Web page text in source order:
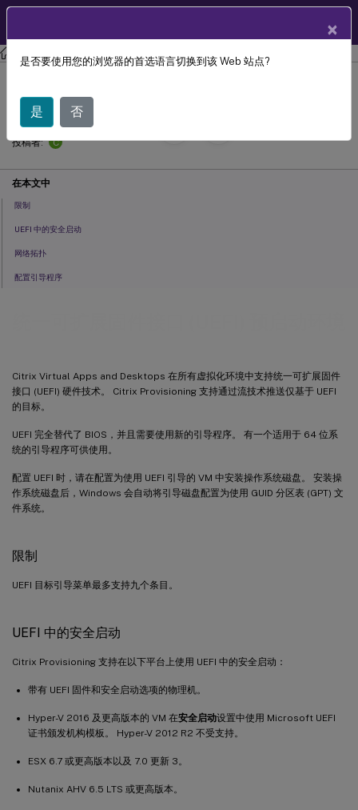
Citrix Provisioning Citrix Provisioning 2212
Citrix Virtual Apps and Desktops 在所有虚拟化环境中支持统一可扩展固件
接口 (UEFI) 硬件技术。 Citrix Provisioning 支持通过流技术推送仅基于 UEFI
的目标。
UEFI 完全替代了 BIOS，并且需要使用新的引导程序。 有一个适用于 64 位系
统的引导程序可供使用。
配置 UEFI 时，请在配置为使用 UEFI 引导的 VM 中安装操作系统磁盘。 安装操
作系统磁盘后，Windows 会自动将引导磁盘配置为使用 GUID 分区表 (GPT) 文
件系统。
限制
UEFI 目标引导菜单最多支持九个条目。
UEFI 中的安全启动
Citrix Provisioning 支持在以下平台上使用 UEFI 中的安全启动：
带有 UEFI 固件和安全启动选项的物理机。
Hyper-V 2016 及更高版本的 VM 在安全启动设置中使用 Microsoft UEFI
证书颁发机构模板。 Hyper-V 2012 R2 不受支持。
ESX 6.7 或更高版本以及 7.0 更新 3。
Nutanix AHV 6.5 LTS 或更高版本。
统一可扩展固件接口 (UEFI) 预启动环境
September 30,
2024
投稿者:
C
在本文中
限制
UEFI 中的安全启动
网络拓扑
配置引导程序
×
是否要使用您的浏览器的首选语言切换到该 Web 站点?
是 否